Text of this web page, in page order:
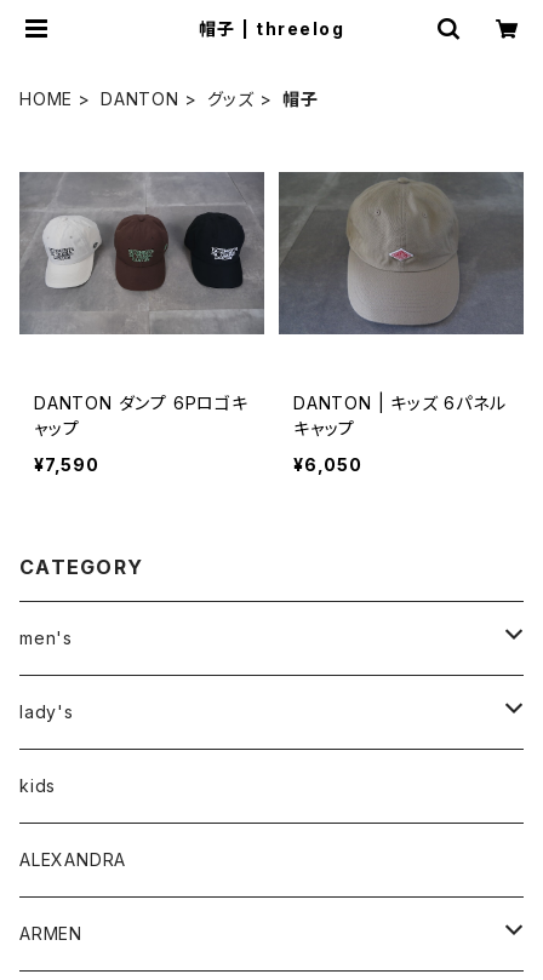
帽子 | threelog
HOME DANTON グッズ 帽子
DANTON ダンプ 6Pロゴキ
ャップ
¥7,590
DANTON | キッズ 6パネル
キャップ
¥6,050
CATEGORY
men's
アウター
トップス
Tシャツ
シャツ
ボトムス
lady's
アウター
トップス
Tシャツ・カットソー
ボトムス
kids
ALEXANDRA
ARMEN